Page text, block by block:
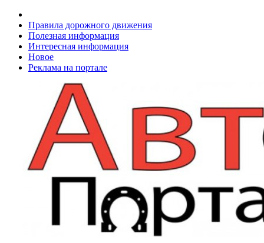
Правила дорожного движения
Полезная информация
Интересная информация
Новое
Реклама на портале